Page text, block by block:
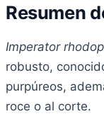
Resumen
Imperator
robusto,
purpúreos,
roce o al corte.